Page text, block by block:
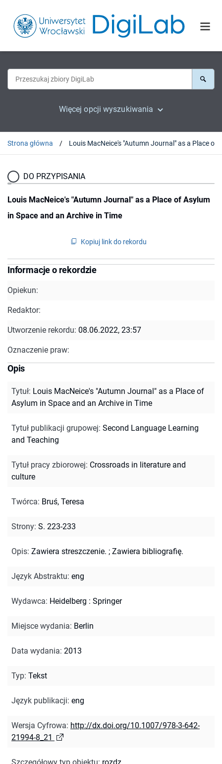
Więcej opcji wyszukiwania
Strona główna
DO PRZYPISANIA
Louis MacNeice's "Autumn Journal" as a Place of Asylum
in Space and an Archive in Time
Kopiuj link do rekordu
Informacje o rekordzie
Opiekun:
Redaktor:
Utworzenie rekordu: 08.06.2022, 23:57
Oznaczenie praw:
Opis
Tytuł: Louis MacNeice's "Autumn Journal" as a Place of
Asylum in Space and an Archive in Time
Tytuł publikacji grupowej: Second Language Learning
and Teaching
Tytuł pracy zbiorowej: Crossroads in literature and
culture
Twórca: Bruś, Teresa
Strony: S. 223-233
Opis: Zawiera streszczenie. ; Zawiera bibliografię.
Język Abstraktu: eng
Wydawca: Heidelberg : Springer
Miejsce wydania: Berlin
Data wydania: 2013
Typ: Tekst
Język publikacji: eng
Wersja Cyfrowa: http://dx.doi.org/10.1007/978-3-642-
21994-8_21
Szczegółowy typ obiektu: rozdz